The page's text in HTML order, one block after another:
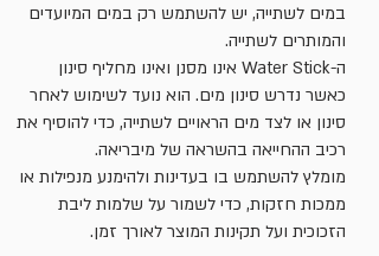
במים לשתייה, יש להשתמש רק במים המיועדים
והמותרים לשתייה.
ה-Water Stick אינו מסנן ואינו מחליף סינון
כאשר נדרש סינון מים. הוא נועד לשימוש לאחר
סינון או לצד מים הראויים לשתייה, כדי להוסיף את
רכיב ההחייאה בהשראה של מיבריאה.
מומלץ להשתמש בו בעדינות ולהימנע מנפילות או
ממכות חזקות, כדי לשמור על שלמות ליבת
הזכוכית ועל תקינות המוצר לאורך זמן.